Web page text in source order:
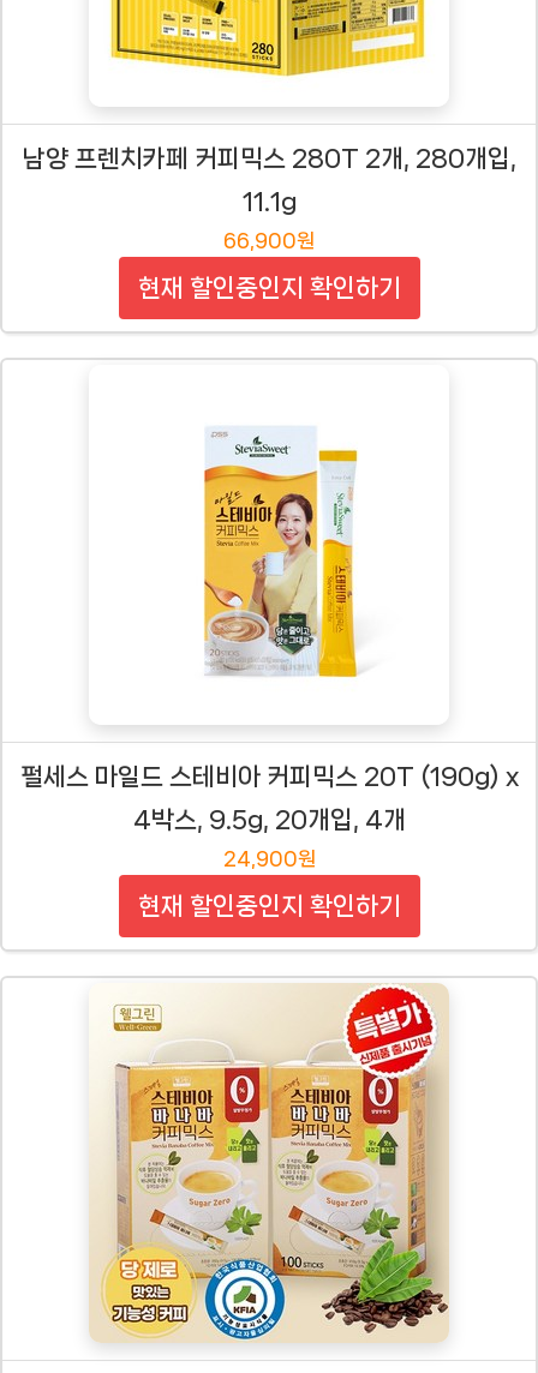
남양 프렌치카페 커피믹스 280T 2개, 280개입,
11.1g
66,900원
현재 할인중인지 확인하기
펄세스 마일드 스테비아 커피믹스 20T (190g) x
4박스, 9.5g, 20개입, 4개
24,900원
현재 할인중인지 확인하기